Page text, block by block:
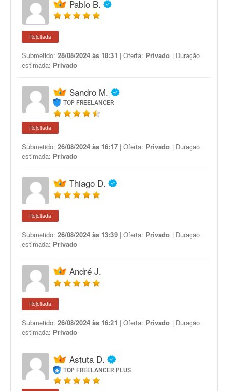
Pablo B.
Rejeitada
Submetido: 28/08/2024 às 18:31 | Oferta: Privado | Duração
estimada: Privado
Sandro M.
TOP FREELANCER
Rejeitada
Submetido: 26/08/2024 às 16:17 | Oferta: Privado | Duração
estimada: Privado
Thiago D.
Rejeitada
Submetido: 26/08/2024 às 13:39 | Oferta: Privado | Duração
estimada: Privado
André J.
Rejeitada
Submetido: 26/08/2024 às 16:21 | Oferta: Privado | Duração
estimada: Privado
Astuta D.
TOP FREELANCER PLUS